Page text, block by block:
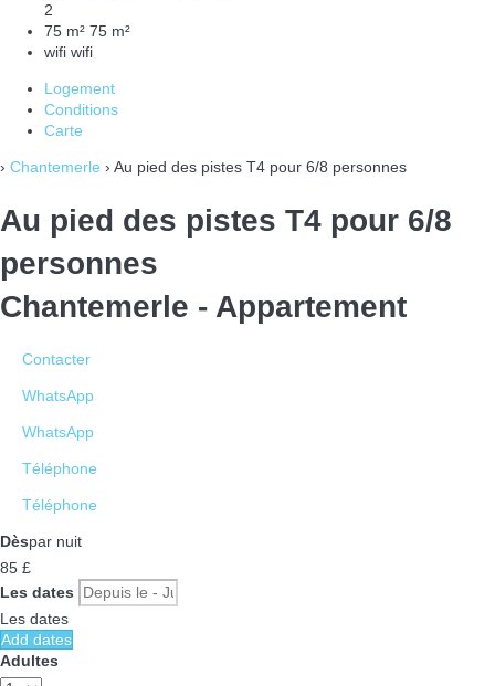
2
75 m² 75 m²
wifi wifi
Logement
Conditions
Carte
› Chantemerle › Au pied des pistes T4 pour 6/8 personnes
Au pied des pistes T4 pour 6/8
personnes
Chantemerle - Appartement
Contacter
WhatsApp
WhatsApp
Téléphone
Téléphone
Dèspar nuit
85 £
Les dates
Les dates
Add dates
Adultes